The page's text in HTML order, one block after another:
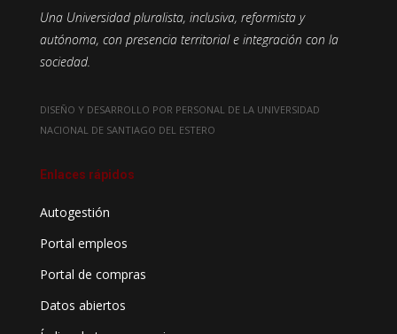
Una Universidad pluralista, inclusiva, reformista y
autónoma, con presencia territorial e integración con la
sociedad.
DISEÑO Y DESARROLLO POR PERSONAL DE LA UNIVERSIDAD
NACIONAL DE SANTIAGO DEL ESTERO
Enlaces rápidos
Autogestión
Portal empleos
Portal de compras
Datos abiertos